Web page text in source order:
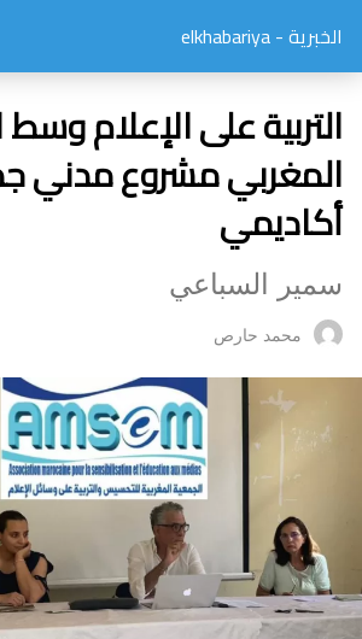
الخبرية - elkhabariya
التربية على الإعلام
المغربي مشروع مدني
أكاديمي
سمير السباعي
محمد حارص